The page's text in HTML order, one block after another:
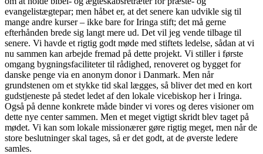
evangelistægtepar; men håbet er, at det senere kan udvikle sig til
mange andre kurser – ikke bare for Iringa stift; det må gerne
efterhånden brede sig langt mere ud. Det vil jeg vende tilbage til
senere. Vi havde et rigtig godt møde med stiftets ledelse, sådan at vi
nu sammen kan arbejde fremad på dette projekt. Vi stiller i første
omgang bygningsfaciliteter til rådighed, renoveret og bygget for
danske penge via en anonym donor i Danmark. Men når
grundstenen om et stykke tid skal lægges, så bliver det med en kort
gudstjeneste på stedet ledet af den lokale vicebiskop her i Iringa.
Også på denne konkrete måde binder vi vores og deres visioner om
dette nye center sammen. Men et meget vigtigt skridt blev taget på
mødet. Vi kan som lokale missionærer gøre rigtig meget, men når de
store beslutninger skal tages, så er det godt, at de øverste ledere
samles.